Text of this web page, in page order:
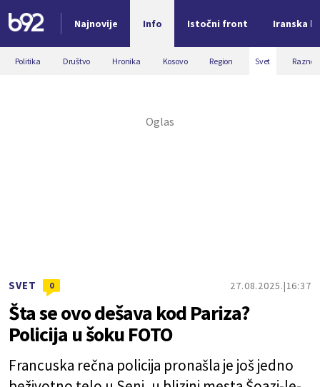
Najnovije Info Istočni front Iranska
Nova vest
Politika Društvo Hronika Kosovo Region Svet Razno
SVET 0 27.08.2025. 16:37
Šta se ovo dešava kod Pariza?
Policija u šoku FOTO
Francuska rečna policija pronašla je još jedno